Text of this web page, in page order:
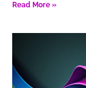
Read More »